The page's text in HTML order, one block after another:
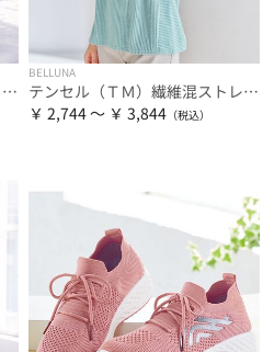
ヒンヤリ快適！接触冷感ニットデニムパンツ
BELLUNA
テンセル（ＴＭ）繊維混ストレッチプルオーバー
￥ 2,744 ～ ￥ 3,844